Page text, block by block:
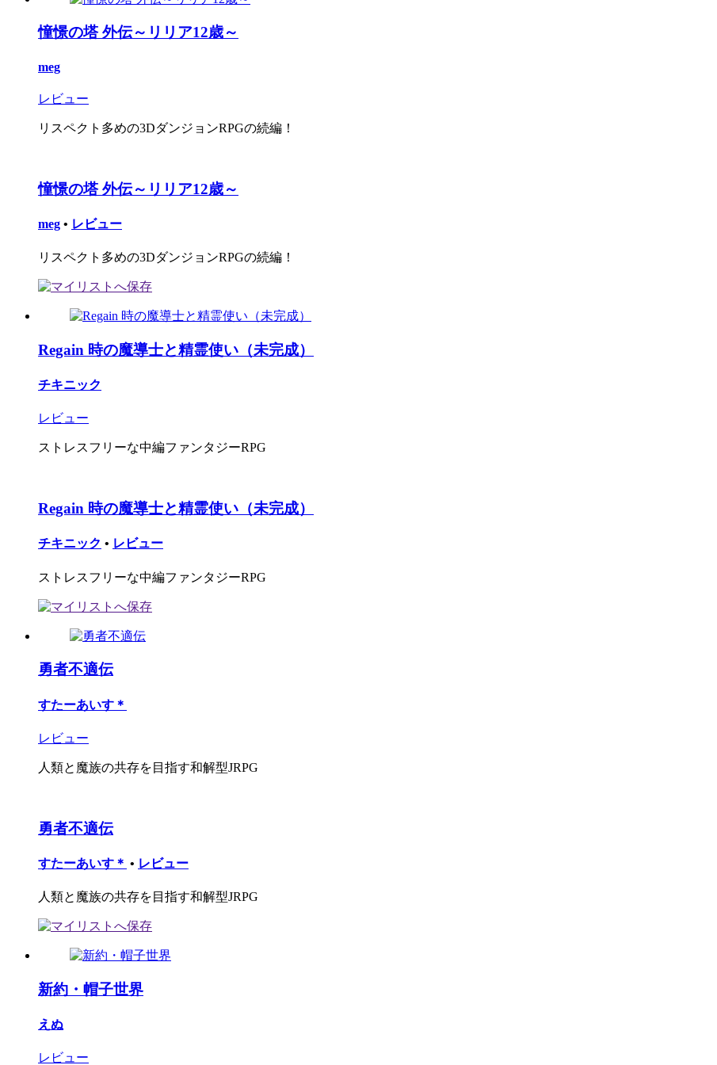
憧憬の塔 外伝～リリア12歳～
meg
レビュー
リスペクト多めの3DダンジョンRPGの続編！
憧憬の塔 外伝～リリア12歳～
meg • レビュー
リスペクト多めの3DダンジョンRPGの続編！
Regain 時の魔導士と精霊使い（未完成）
チキニック
レビュー
ストレスフリーな中編ファンタジーRPG
Regain 時の魔導士と精霊使い（未完成）
チキニック • レビュー
ストレスフリーな中編ファンタジーRPG
勇者不適伝
すたーあいす＊
レビュー
人類と魔族の共存を目指す和解型JRPG
勇者不適伝
すたーあいす＊ • レビュー
人類と魔族の共存を目指す和解型JRPG
新約・帽子世界
えぬ
レビュー